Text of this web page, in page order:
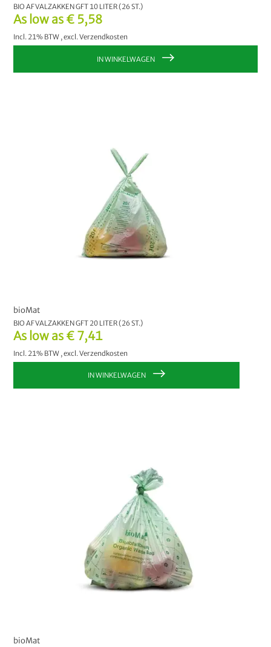
As low as € 5,58
Incl. 21% BTW ,excl.Verzendkosten
BIO AFVALZAKKEN GFT 10 LITER (26 ST.)
IN WINKELWAGEN
As low as € 7,41
Incl. 21% BTW ,excl.Verzendkosten
bioMat
BIO AFVALZAKKEN GFT 20 LITER (26 ST.)
IN WINKELWAGEN
bioMat